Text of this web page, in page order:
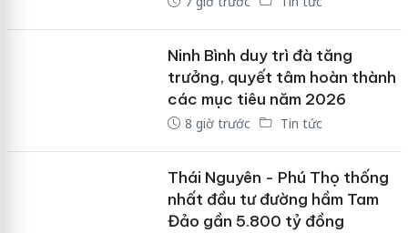
Ninh Bình duy trì đà tăng
trưởng, quyết tâm hoàn thành
các mục tiêu năm 2026
8 giờ trước Tin tức
Thái Nguyên - Phú Thọ thống
nhất đầu tư đường hầm Tam
Đảo gần 5.800 tỷ đồng